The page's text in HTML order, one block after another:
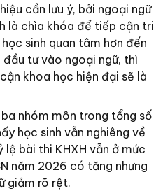
cần lưu ý, bởi ngoại ngữ
là chìa khóa để tiếp cận tri
sinh quan tâm hơn đến
tư vào ngoại ngữ, thì
khoa học hiện đại sẽ là
nhóm môn trong tổng số
học sinh vẫn nghiêng về
lệ bài thi KHXH vẫn ở mức
năm 2026 có tăng nhưng
giảm rõ rệt.